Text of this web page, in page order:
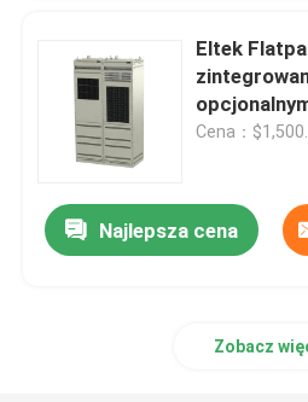
Dom
Eltek
Cena：
Najlepsza cena
Zobacz